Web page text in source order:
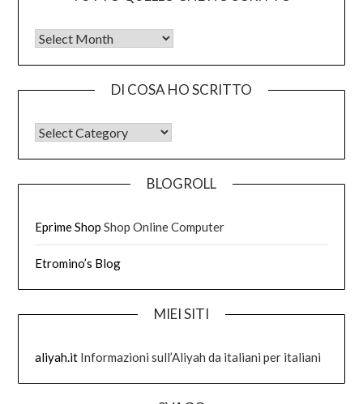
Tutto quello che ho scritto
DI COSA HO SCRITTO
DI COSA HO SCRITTO
BLOGROLL
Eprime Shop Shop Online Computer
Etromino’s Blog
MIEI SITI
aliyah.it Informazioni sull’Aliyah da italiani per italiani